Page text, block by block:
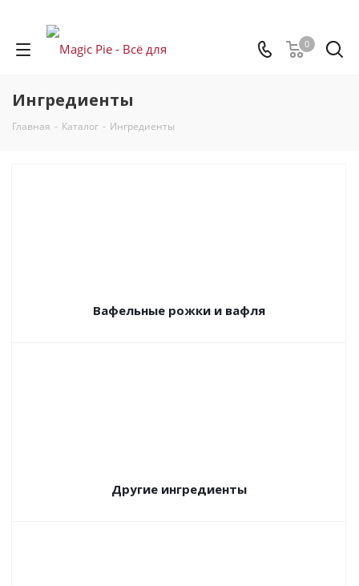
0
Ингредиенты
Главная - Каталог - Ингредиенты
Вафельные рожки и вафля
Другие ингредиенты